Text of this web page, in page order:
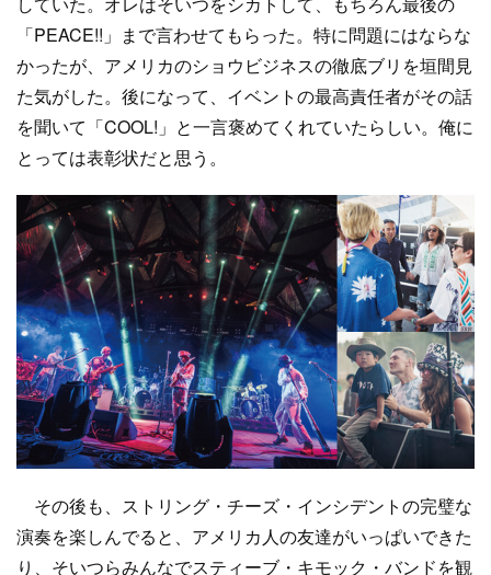
「PEACE!!」まで言わせてもらった。特に問題にはならな
かったが、アメリカのショウビジネスの徹底ブリを垣間見
た気がした。後になって、イベントの最高責任者がその話
を聞いて「COOL!」と一言褒めてくれていたらしい。俺に
とっては表彰状だと思う。
その後も、ストリング・チーズ・インシデントの完璧な
演奏を楽しんでると、アメリカ人の友達がいっぱいできた
り、そいつらみんなでスティーブ・キモック・バンドを観